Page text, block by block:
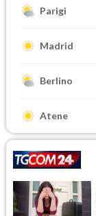
Parigi
Madrid
Berlino
Atene